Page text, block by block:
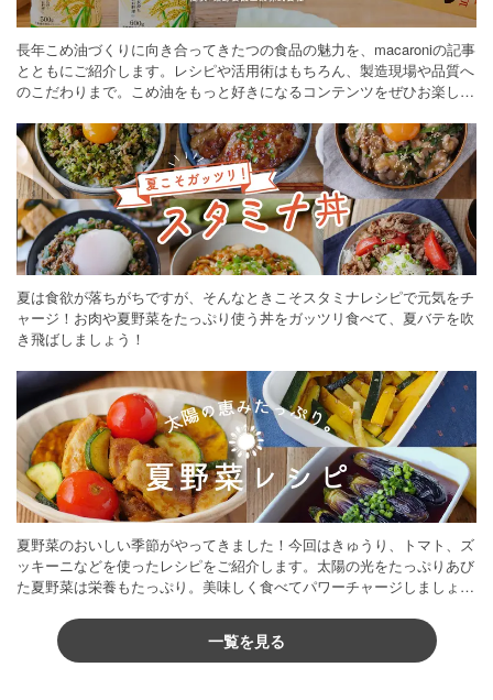
長年こめ油づくりに向き合ってきたつの食品の魅力を、macaroniの記事
とともにご紹介します。レシピや活用術はもちろん、製造現場や品質へ
のこだわりまで。こめ油をもっと好きになるコンテンツをぜひお楽しみ
夏は食欲が落ちがちですが、そんなときこそスタミナレシピで元気をチ
ャージ！お肉や夏野菜をたっぷり使う丼をガッツリ食べて、夏バテを吹
き飛ばしましょう！
夏野菜のおいしい季節がやってきました！今回はきゅうり、トマト、ズ
ッキーニなどを使ったレシピをご紹介します。太陽の光をたっぷりあび
た夏野菜は栄養もたっぷり。美味しく食べてパワーチャージしましょう
一覧を見る